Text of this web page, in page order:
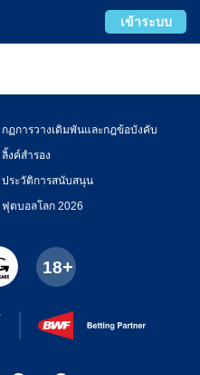
เข้าระบบ
กฏการวางเดิมพันและกฎข้อบังคับ
ลิ้งค์สำรอง
ประวัติการสนับสนุน
ฟุตบอลโลก 2026